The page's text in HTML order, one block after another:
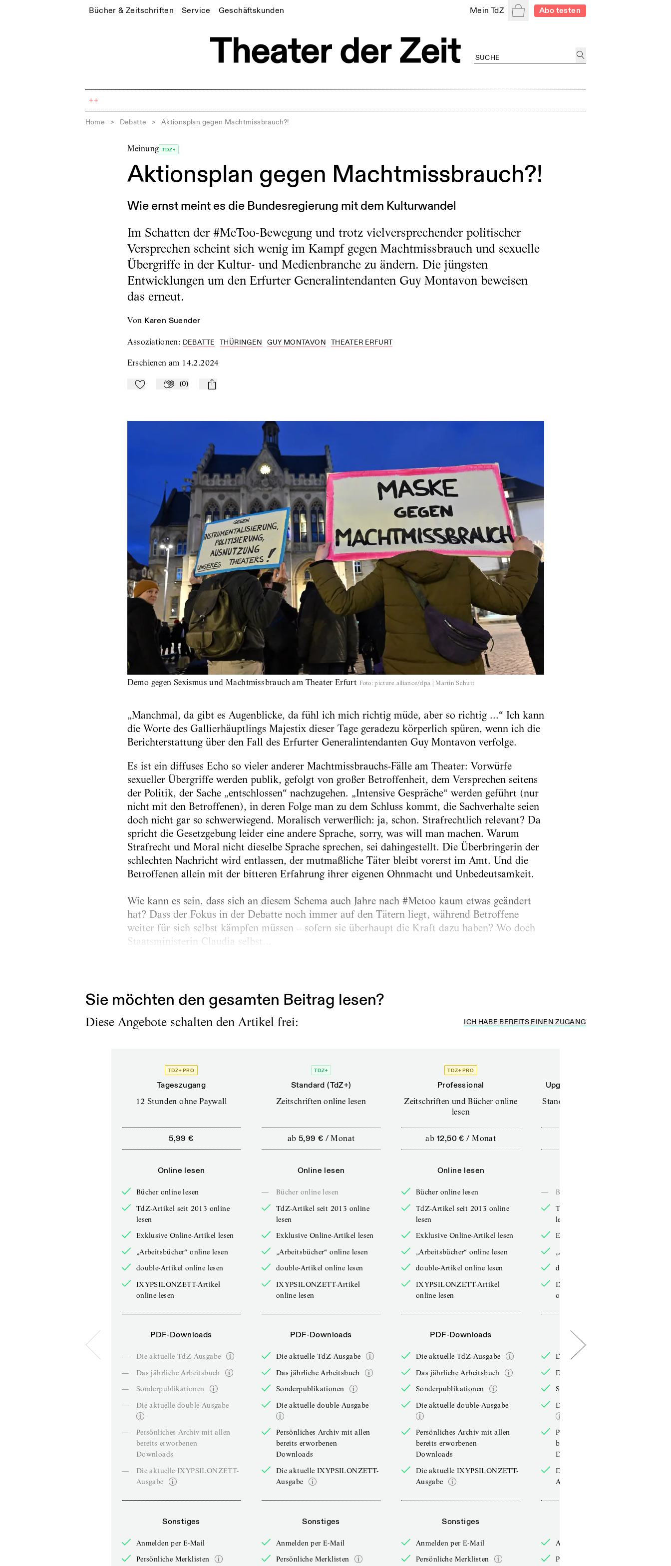
Bücher & Zeitschriften Service Geschäftskunden Mein TdZ WarenkorbAbo testen
++
Home > Debatte > Aktionsplan gegen Machtmissbrauch?!
Meinung TDZ+
Aktionsplan gegen Machtmissbrauch?!
Wie ernst meint es die Bundesregierung mit dem Kulturwandel
Im Schatten der #MeToo-Bewegung und trotz vielversprechender politischer
Versprechen scheint sich wenig im Kampf gegen Machtmissbrauch und sexuelle
Übergriffe in der Kultur- und Medienbranche zu ändern. Die jüngsten
Entwicklungen um den Erfurter Generalintendanten Guy Montavon beweisen
das erneut.
von Karen Suender
Assoziationen: DEBATTE THÜRINGEN GUY MONTAVON THEATER ERFURT
Erschienen am 14.2.2024
Zu Mein-TdZ hinzufügen
Applaudieren
(0) mail
Demo gegen Sexismus und Machtmissbrauch am Theater Erfurt Foto: picture alliance/dpa | Martin Schutt
„Manchmal, da gibt es Augenblicke, da fühl ich mich richtig müde, aber so richtig ...“ Ich kann
die Worte des Gallierhäuptlings Majestix dieser Tage geradezu körperlich spüren, wenn ich die
Berichterstattung über den Fall des Erfurter Generalintendanten Guy Montavon verfolge.
Es ist ein diffuses Echo so vieler anderer Machtmissbrauchs-Fälle am Theater: Vorwürfe
sexueller Übergriffe werden publik, gefolgt von großer Betroffenheit, dem Versprechen seitens
der Politik, der Sache „entschlossen“ nachzugehen. „Intensive Gespräche“ werden geführt (nur
nicht mit den Betroffenen), in deren Folge man zu dem Schluss kommt, die Sachverhalte seien
doch nicht gar so schwerwiegend. Moralisch verwerflich: ja, schon. Strafrechtlich relevant? Da
spricht die Gesetzgebung leider eine andere Sprache, sorry, was will man machen. Warum
Strafrecht und Moral nicht dieselbe Sprache sprechen, sei dahingestellt. Die Überbringerin der
schlechten Nachricht wird entlassen, der mutmaßliche Täter bleibt vorerst im Amt. Und die
Betroffenen allein mit der bitteren Erfahrung ihrer eigenen Ohnmacht und Unbedeutsamkeit.
Wie kann es sein, dass sich an diesem Schema auch Jahre nach #Metoo kaum etwas geändert
hat? Dass der Fokus in der Debatte noch immer auf den Tätern liegt, während Betroffene
weiter für sich selbst kämpfen müssen – sofern sie überhaupt die Kraft dazu haben? Wo doch
Staatsministerin Claudia selbst...
Sie möchten den gesamten Beitrag lesen?
Diese Angebote schalten den Artikel frei: ICH HABE BEREITS EINEN ZUGANG
TDZ+ PRO
Tageszugang
12 Stunden ohne Paywall
5,99 €
Online lesen
Bücher online lesen
TdZ-Artikel seit 2013 online
lesen
Exklusive Online-Artikel lesen
„Arbeitsbücher“ online lesen
double-Artikel online lesen
IXYPSILONZETT-Artikel
online lesen
PDF-Downloads
—
Die aktuelle TdZ-Ausgabe
—
Das jährliche Arbeitsbuch
—
Sonderpublikationen
—
Die aktuelle double-Ausgabe
—
Persönliches Archiv mit allen
bereits erworbenen
Downloads
—
Die aktuelle IXYPSILONZETT-
Ausgabe
Sonstiges
Anmelden per E-Mail
Persönliche Merklisten
TDZ+
Standard (TdZ+)
Zeitschriften online lesen
ab 5,99 € /Monat
Online lesen
—
Bücher online lesen
TdZ-Artikel seit 2013 online
lesen
Exklusive Online-Artikel lesen
„Arbeitsbücher“ online lesen
double-Artikel online lesen
IXYPSILONZETT-Artikel
online lesen
PDF-Downloads
Die aktuelle TdZ-Ausgabe
Das jährliche Arbeitsbuch
Sonderpublikationen
Die aktuelle double-Ausgabe
Persönliches Archiv mit allen
bereits erworbenen
Downloads
Die aktuelle IXYPSILONZETT-
Ausgabe
Sonstiges
Anmelden per E-Mail
Persönliche Merklisten
TDZ+ PRO
Professional
Zeitschriften und Bücher online
lesen
ab 12,50 € /Monat
Online lesen
Bücher online lesen
TdZ-Artikel seit 2013 online
lesen
Exklusive Online-Artikel lesen
„Arbeitsbücher“ online lesen
double-Artikel online lesen
IXYPSILONZETT-Artikel
online lesen
PDF-Downloads
Die aktuelle TdZ-Ausgabe
Das jährliche Arbeitsbuch
Sonderpublikationen
Die aktuelle double-Ausgabe
Persönliches Archiv mit allen
bereits erworbenen
Downloads
Die aktuelle IXYPSILONZETT-
Ausgabe
Sonstiges
Anmelden per E-Mail
Persönliche Merklisten
Upgrade für Printabonnenten
Standard (TdZ+) – Zeitschriften
—
Bücher online lesen
TdZ-Artikel seit 2013 online
lesen
Exklusive Online-Artikel lesen
„Arbeitsbücher“ online lesen
double-Artikel online lesen
IXYPSILONZETT-Artikel
online lesen
PDF-Downloads
Die aktuelle TdZ-Ausgabe
Das jährliche Arbeitsbuch
Sonderpublikationen
Die aktuelle double-Ausgabe
Persönliches Archiv mit allen
bereits erworbenen
Downloads
Die aktuelle IXYPSILONZETT-
Ausgabe
Anmelden per E-Mail
Persönliche Merklisten